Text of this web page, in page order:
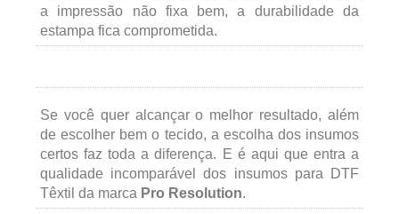
a impressão não fixa bem, a durabilidade da
estampa fica comprometida.
Se você quer alcançar o melhor resultado, além
de escolher bem o tecido, a escolha dos insumos
certos faz toda a diferença. E é aqui que entra a
qualidade incomparável dos insumos para DTF
Têxtil da marca Pro Resolution.